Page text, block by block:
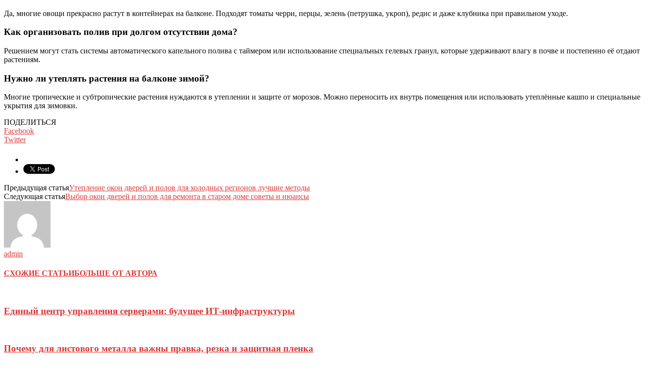
Да, многие овощи прекрасно растут в контейнерах на балконе. Подходят томаты черри, перцы, зелень (петрушка, укроп), редис и даже клубника при правильном уходе.
Как организовать полив при долгом отсутствии дома?
Решением могут стать системы автоматического капельного полива с таймером или использование специальных гелевых гранул, которые удерживают влагу в почве и постепенно её отдают
растениям.
Нужно ли утеплять растения на балконе зимой?
Многие тропические и субтропические растения нуждаются в утеплении и защите от морозов. Можно переносить их внутрь помещения или использовать утеплённые кашпо и специальные
укрытия для зимовки.
ПОДЕЛИТЬСЯ
Facebook
Twitter
Предыдущая статьяУтепление окон дверей и полов для холодных регионов лучшие методы
Следующая статьяВыбор окон дверей и полов для ремонта в старом доме советы и нюансы
admin
СХОЖИЕ СТАТЬИБОЛЬШЕ ОТ АВТОРА
Единый центр управления серверами: будущее ИТ-инфраструктуры
Почему для листового металла важны правка, резка и защитная пленка